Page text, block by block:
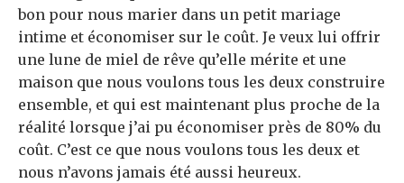
bon pour nous marier dans un petit mariage
intime et économiser sur le coût. Je veux lui offrir
une lune de miel de rêve qu’elle mérite et une
maison que nous voulons tous les deux construire
ensemble, et qui est maintenant plus proche de la
réalité lorsque j’ai pu économiser près de 80% du
coût. C’est ce que nous voulons tous les deux et
nous n’avons jamais été aussi heureux.